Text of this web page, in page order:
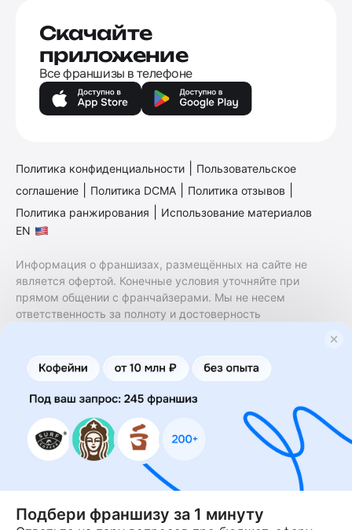
Скачайте
приложение
Все франшизы в телефоне
Политика конфиденциальности
Пользовательское
соглашение
Политика DCMA Политика отзывов
Политика ранжирования
Использование материалов
EN
Информация о франшизах, размещённых на сайте не
является офертой. Конечные условия уточняйте при
прямом общении с франчайзерами. Мы не несем
ответственность за полноту и достоверность
финансовые услуги. Заключение договоров
коммерческой концессии (франчайзинга) осуществляется
правообладателями/их представителями. Бизнесменс.ру
не является посредником или представителем
правообладателя и не несет ответственность за условия
предоставления франшизы и действия лиц,
осуществленные на основании информации, имеющейся
на сайте или полученной через него. За достоверность
предоставленной информации несет ответственность
правообладатель.
Подбери франшизу за 1 минуту